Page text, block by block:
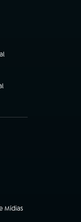
Mídias